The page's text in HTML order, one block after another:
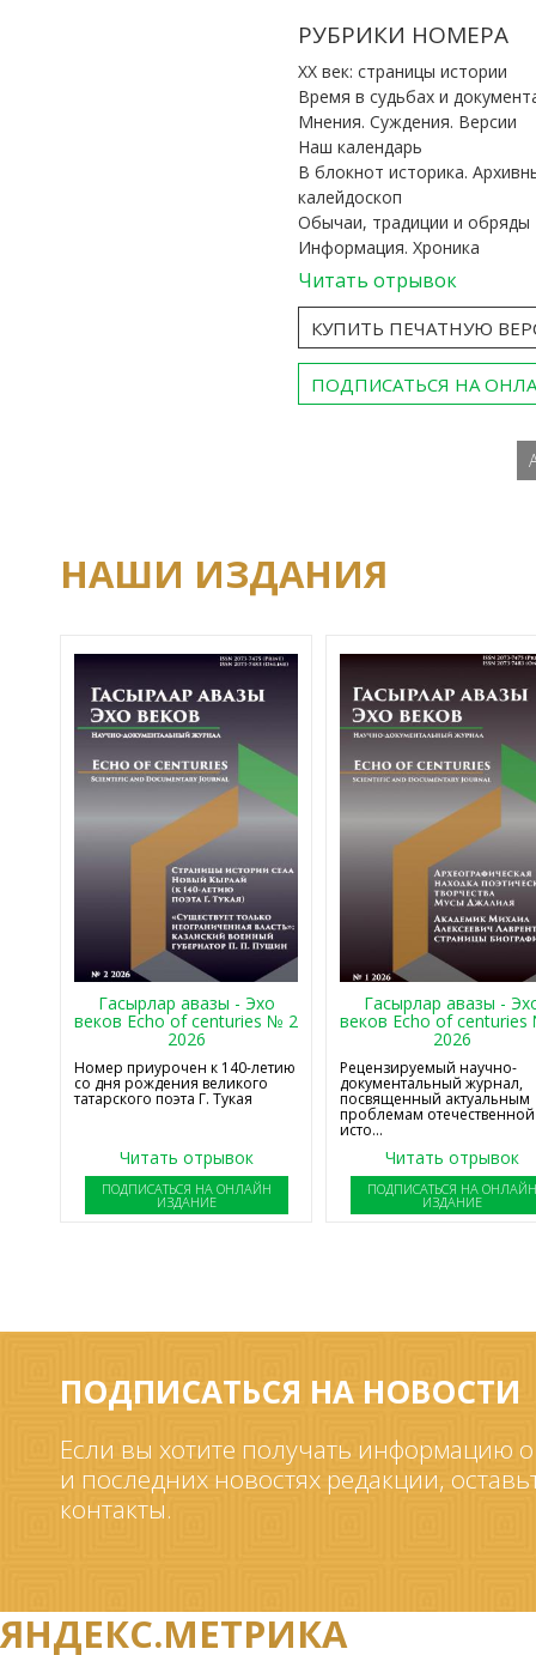
РУБРИКИ НОМЕРА
ХХ век: страницы истории
Время в судьбах и
Мнения. Суждения. Версии
Наш календарь
В блокнот историка.
калейдоскоп
Обычаи, традиции и обряды
Информация. Хроника
Читать отрывок
КУПИТЬ ПЕЧАТНУЮ
ПОДПИСАТЬСЯ НА
НАШИ ИЗДАНИЯ
Гасырлар авазы - Эхо
веков Echo of centuries № 2
2026
Номер приурочен к 140-летию
со дня рождения великого
татарского поэта Г. Тукая
Читать отрывок
ПОДПИСАТЬСЯ НА ОНЛАЙН
ИЗДАНИЕ
Гасырлар авазы -
веков Echo of
2026
Рецензируемый научно-
документальный журнал,
посвященный актуальным
проблемам отечественной
исто...
Читать отрывок
ПОДПИСАТЬСЯ НА
ИЗДАНИЕ
ПОДПИСАТЬСЯ НА НОВОСТИ
Если вы хотите получать информацию
и последних новостях редакции,
контакты.
ЯНДЕКС.МЕТРИКА